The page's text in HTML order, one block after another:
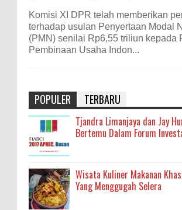
Komisi XI DPR telah memberikan
terhadap usulan Penyertaan Modal
(PMN) senilai Rp6,55 triliun kepada
Pembinaan Usaha Indon...
POPULER TERBARU
Tjandra Limanjaya dan Jay
Bertemu Dalam Forum
Wisata Kuliner Makanan
Yang Menggugah Selera